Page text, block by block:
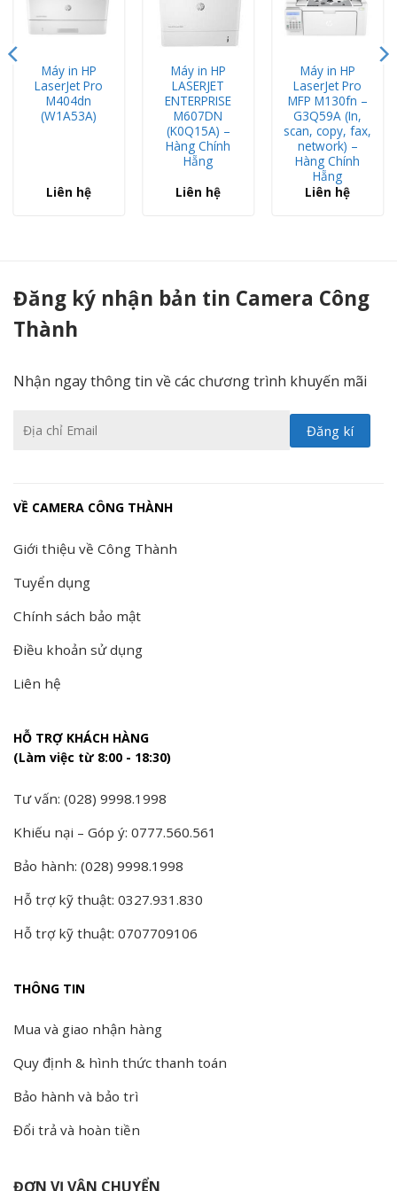
Máy in HP
LaserJet Pro
M404dn
(W1A53A)
Liên hệ
Máy in HP
LASERJET
ENTERPRISE
M607DN
(K0Q15A) –
Hàng Chính
Hẵng
Liên hệ
Máy in HP
LaserJet Pro
MFP M130fn –
G3Q59A (In,
scan, copy, fax,
network) –
Hàng Chính
Hẵng
Liên hệ
Đăng ký nhận bản tin Camera Công
Thành
Nhận ngay thông tin về các chương trình khuyến mãi
VỀ CAMERA CÔNG THÀNH
Giới thiệu về Công Thành
Tuyển dụng
Chính sách bảo mật
Điều khoản sử dụng
Liên hệ
HỖ TRỢ KHÁCH HÀNG
(Làm việc từ 8:00 - 18:30)
Tư vấn: (028) 9998.1998
Khiếu nại – Góp ý: 0777.560.561
Bảo hành: (028) 9998.1998
Hỗ trợ kỹ thuật: 0327.931.830
Hỗ trợ kỹ thuật: 0707709106
THÔNG TIN
Mua và giao nhận hàng
Quy định & hình thức thanh toán
Bảo hành và bảo trì
Đổi trả và hoàn tiền
ĐƠN VỊ VẬN CHUYỂN